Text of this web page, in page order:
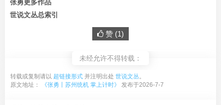
张勇更多作品
世说文丛总索引
赞 (1)
未经允许不得转载：
转载或复制请以 超链接形式 并注明出处 世说文丛。
原文地址：
《张勇丨苏州统机 掌上计时》 发布于2026-7-7